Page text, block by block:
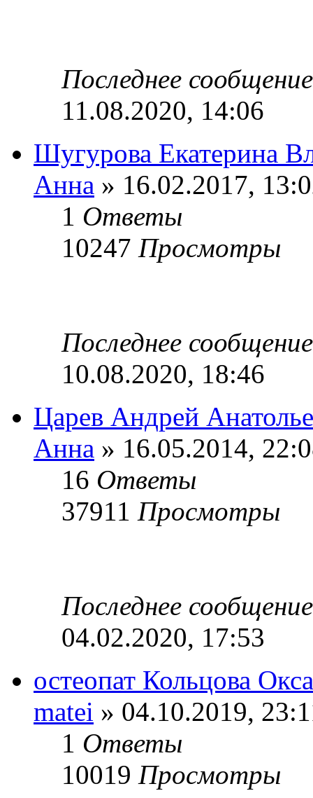
Последнее
11.08.2020, 14:06
Шугурова Екатерина
Анна » 16.02.2017,
1 Ответы
10247 Просмотры
Последнее
10.08.2020, 18:46
Царев Андрей
Анна » 16.05.2014,
16 Ответы
37911 Просмотры
Последнее
04.02.2020, 17:53
остеопат Кольцова
matei » 04.10.2019,
1 Ответы
10019 Просмотры